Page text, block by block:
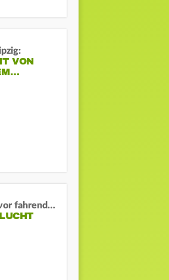
VON
BaWü: Mann springt vor fahrendes Auto und schießt